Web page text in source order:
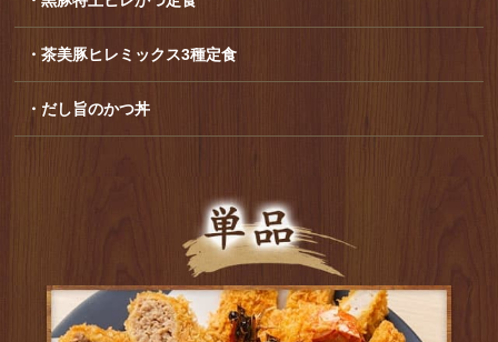
・茶美豚ヒレミックス3種定食
・だし旨のかつ丼